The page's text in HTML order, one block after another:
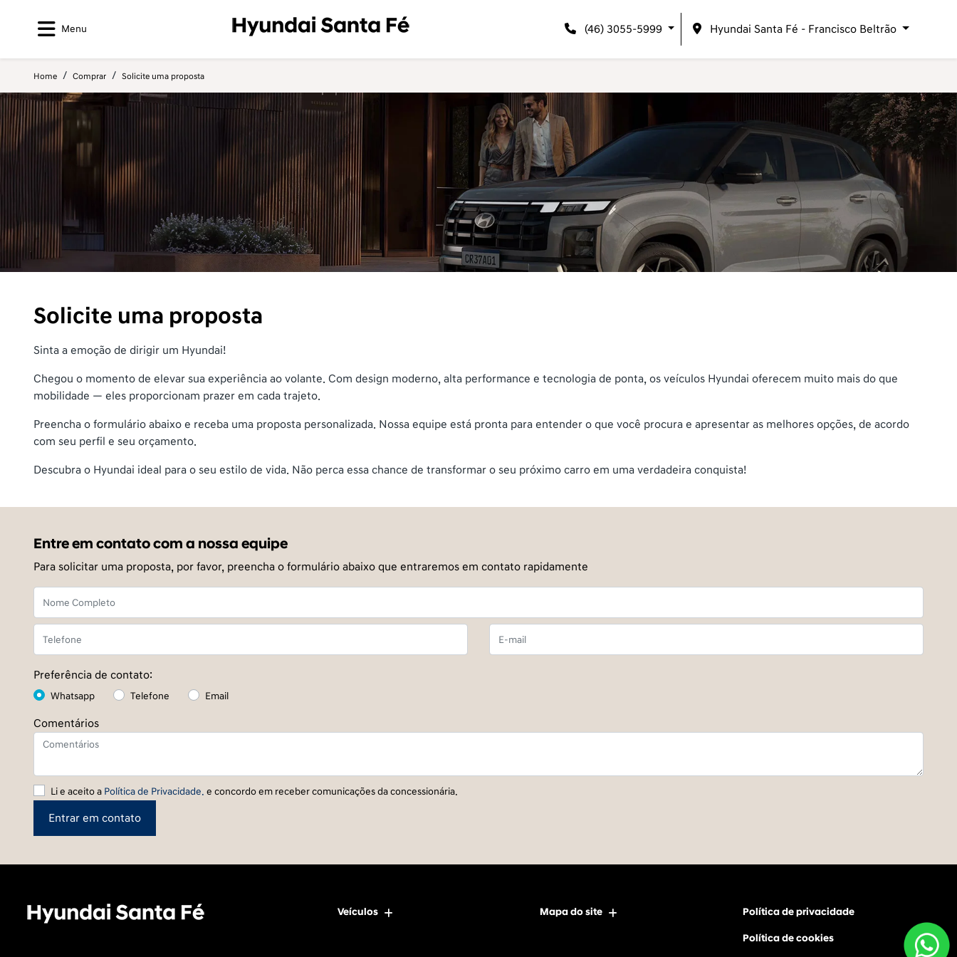
Menu (46) 3055-5999 Hyundai Santa Fé - Francisco Beltrão
Home Comprar Solicite uma proposta
Solicite uma proposta
Sinta a emoção de dirigir um Hyundai!
Chegou o momento de elevar sua experiência ao volante. Com design moderno, alta performance e tecnologia de ponta, os veículos Hyundai oferecem muito mais do que
mobilidade — eles proporcionam prazer em cada trajeto.
Preencha o formulário abaixo e receba uma proposta personalizada. Nossa equipe está pronta para entender o que você procura e apresentar as melhores opções, de acordo
com seu perfil e seu orçamento.
Descubra o Hyundai ideal para o seu estilo de vida. Não perca essa chance de transformar o seu próximo carro em uma verdadeira conquista!
Entre em contato com a nossa equipe
Para solicitar uma proposta, por favor, preencha o formulário abaixo que entraremos em contato rapidamente
Preferência de contato:
Whatsapp Telefone Email
Comentários
Li e aceito a Política de Privacidade. e concordo em receber comunicações da concessionária.
Entrar em contato
Veículos Mapa do site Política de privacidade
Política de cookies